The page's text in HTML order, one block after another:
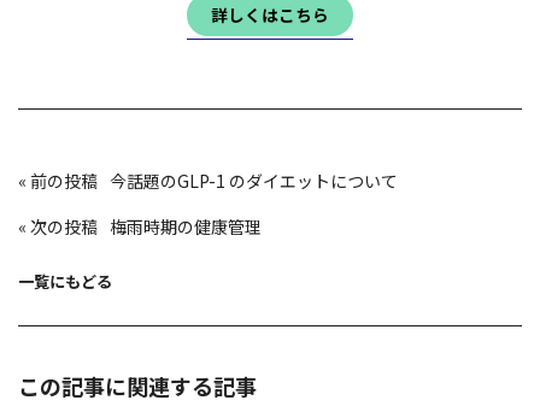
詳しくはこちら
投
稿
ゲ
ョ
«
今話題のGLP-1 のダイエットについて
«
梅雨時期の健康管理
一覧にもどる
この記事に関連する記事